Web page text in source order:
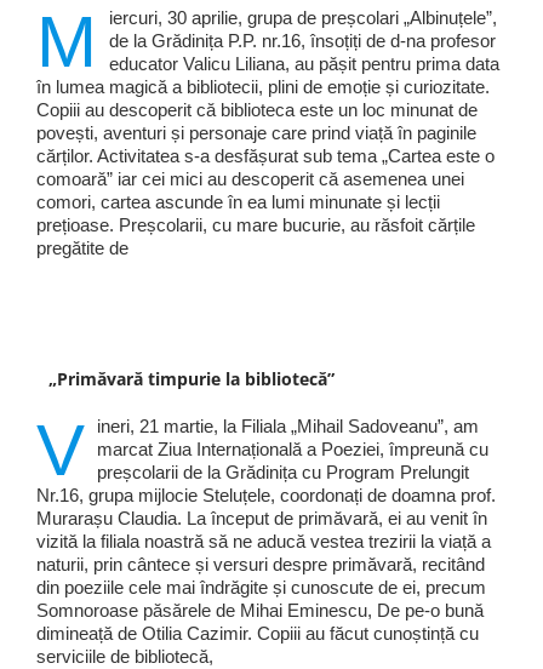
M
iercuri, 30 aprilie, grupa de preșcolari „Albinuțele”,
de la Grădinița P.P. nr.16, însoțiți de d-na profesor
educator Valicu Liliana, au pășit pentru prima data
în lumea magică a bibliotecii, plini de emoție și curiozitate.
Copiii au descoperit că biblioteca este un loc minunat de
povești, aventuri și personaje care prind viață în paginile
cărților. Activitatea s-a desfășurat sub tema „Cartea este o
comoară” iar cei mici au descoperit că asemenea unei
comori, cartea ascunde în ea lumi minunate și lecții
prețioase. Preșcolarii, cu mare bucurie, au răsfoit cărțile
pregătite de
„Primăvară timpurie la bibliotecă”
V
ineri, 21 martie, la Filiala „Mihail Sadoveanu”, am
marcat Ziua Internațională a Poeziei, împreună cu
preșcolarii de la Grădinița cu Program Prelungit
Nr.16, grupa mijlocie Steluțele, coordonați de doamna prof.
Murarașu Claudia. La început de primăvară, ei au venit în
vizită la filiala noastră să ne aducă vestea trezirii la viață a
naturii, prin cântece și versuri despre primăvară, recitând
din poeziile cele mai îndrăgite și cunoscute de ei, precum
Somnoroase păsărele de Mihai Eminescu, De pe-o bună
dimineață de Otilia Cazimir. Copiii au făcut cunoștință cu
serviciile de bibliotecă,